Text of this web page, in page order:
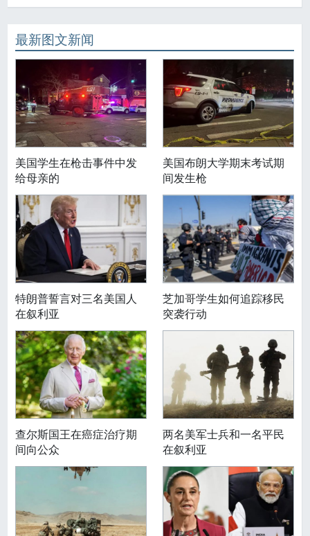
最新图文新闻
美国学生在枪击事件中发
给母亲的
美国布朗大学期末考试期
间发生枪
特朗普誓言对三名美国人
在叙利亚
芝加哥学生如何追踪移民
突袭行动
查尔斯国王在癌症治疗期
间向公众
两名美军士兵和一名平民
在叙利亚